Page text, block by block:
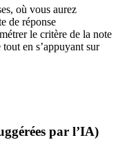
où vous aurez
de réponse
le critère de la note
en s’appuyant sur
par l’IA)